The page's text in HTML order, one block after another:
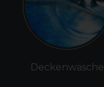
Deckenwäsche